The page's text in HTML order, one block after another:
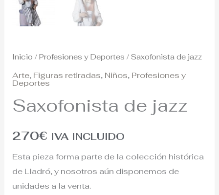
Inicio /Profesiones y Deportes / Saxofonista de jazz
Arte, Figuras retiradas, Niños, Profesiones y
Deportes
Saxofonista de jazz
270€ IVA INCLUIDO
Esta pieza forma parte de la colección histórica
de Lladró, y nosotros aún disponemos de
unidades a la venta.